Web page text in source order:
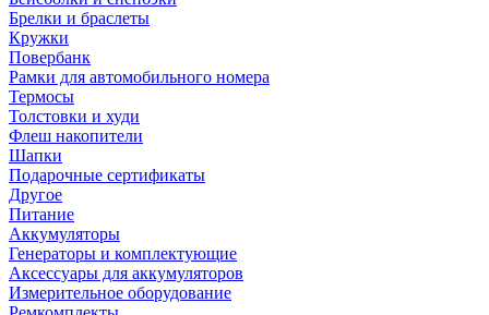
Брелки и браслеты
Кружки
Повербанк
Рамки для автомобильного номера
Термосы
Толстовки и худи
Флеш накопители
Шапки
Подарочные сертификаты
Другое
Питание
Аккумуляторы
Генераторы и комплектующие
Аксессуары для аккумуляторов
Измерительное оборудование